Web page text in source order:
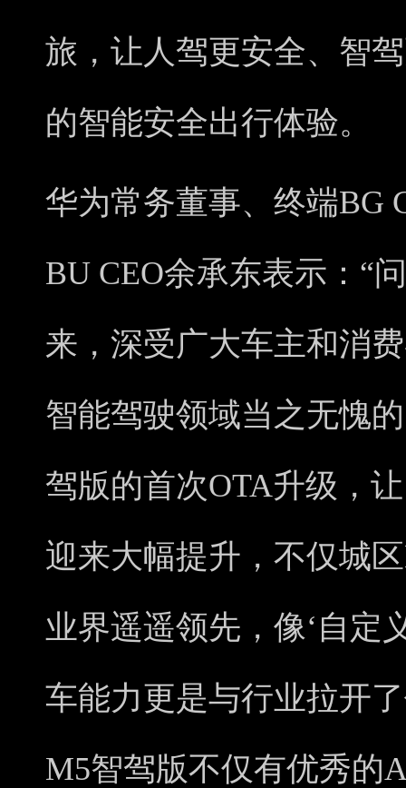
旅，让人驾更安全、智
的智能安全出行体验。
华为常务董事、终端BG
BU CEO余承东表示：“
来，深受广大车主和消
智能驾驶领域当之无愧
驾版的首次OTA升级，
迎来大幅提升，不仅城
业界遥遥领先，像‘自定
车能力更是与行业拉开
M5智驾版不仅有优秀的